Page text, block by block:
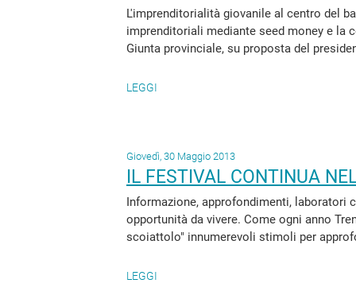
L'imprenditorialità giovanile al centro del
imprenditoriali mediante seed money e la
Giunta provinciale, su proposta del
LEGGI
Giovedì, 30 Maggio 2013
IL FESTIVAL CONTINUA
Informazione, approfondimenti, laboratori
opportunità da vivere. Come ogni anno
scoiattolo" innumerevoli stimoli per
LEGGI